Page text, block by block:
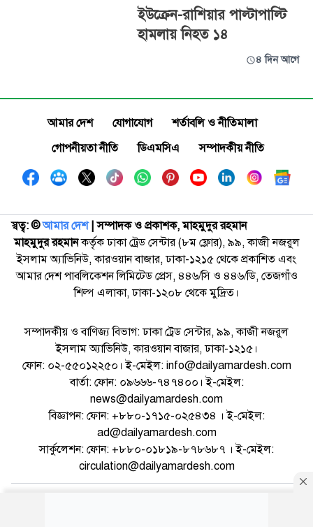
ইউক্রেন-রাশিয়ার পাল্টাপাল্টি
হামলায় নিহত ১৪
৪ দিন আগে
আমার দেশ যোগাযোগ
শর্তাবলি ও নীতিমালা
গোপনীয়তা নীতি
ডিএমসিএ সম্পাদকীয় নীতি
স্বত্ব: ©️আমার দেশ| সম্পাদক ও প্রকাশক, মাহমুদুর রহমান
মাহমুদুর রহমানকর্তৃক ঢাকা ট্রেড সেন্টার (৮ম ফ্লোর), ৯৯, কাজী নজরুল
ইসলাম অ্যাভিনিউ, কারওয়ান বাজার, ঢাকা-১২১৫ থেকে প্রকাশিত এবং
আমার দেশ পাবলিকেশন লিমিটেড প্রেস, ৪৪৬/সি ও ৪৪৬/ডি, তেজগাঁও
শিল্প এলাকা, ঢাকা-১২০৮ থেকে মুদ্রিত।
সম্পাদকীয় ও বাণিজ্য বিভাগ: ঢাকা ট্রেড সেন্টার, ৯৯, কাজী নজরুল
ইসলাম অ্যাভিনিউ, কারওয়ান বাজার, ঢাকা-১২১৫।
ফোন: ০২-৫৫০১২২৫০। ই-মেইল: info@dailyamardesh.com
বার্তা: ফোন: ০৯৬৬৬-৭৪৭৪০০। ই-মেইল:
news@dailyamardesh.com
বিজ্ঞাপন: ফোন: +৮৮০-১৭১৫-০২৫৪৩৪ । ই-মেইল:
ad@dailyamardesh.com
সার্কুলেশন: ফোন: +৮৮০-০১৮১৯-৮৭৮৬৮৭ । ই-মেইল:
circulation@dailyamardesh.com